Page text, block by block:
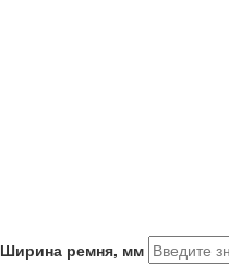
Ширина ремня, мм